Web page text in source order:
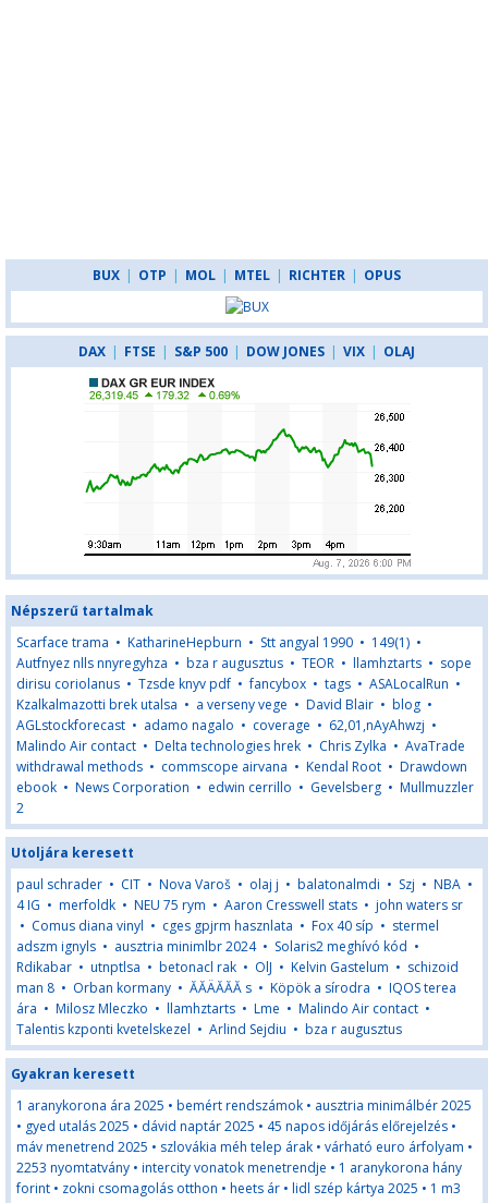
BUX | OTP | MOL | MTEL | RICHTER | OPUS
DAX | FTSE | S&P 500 | DOW JONES | VIX | OLAJ
Népszerű tartalmak
Scarface trama • KatharineHepburn • Stt angyal 1990 • 149(1) •
Autfnyez nlls nnyregyhza • bza r augusztus • TEOR • llamhztarts • sope
dirisu coriolanus • Tzsde knyv pdf •fancybox • tags • ASALocalRun •
Kzalkalmazotti brek utalsa • a verseny vege • David Blair • blog •
AGLstockforecast • adamo nagalo • coverage • 62,01,nAyAhwzj •
Malindo Air contact • Delta technologies hrek • Chris Zylka • AvaTrade
withdrawal methods • commscope airvana • Kendal Root • Drawdown
ebook • News Corporation • edwin cerrillo • Gevelsberg • Mullmuzzler
2
Utoljára keresett
paul schrader • CIT • Nova Varoš • olaj j • balatonalmdi • Szj • NBA •
4 IG • merfoldk • NEU 75 rym • Aaron Cresswell stats • john waters sr
• Comus diana vinyl • cges gpjrm hasznlata • Fox 40 síp • stermel
adszm ignyls • ausztria minimlbr 2024• Solaris2 meghívó kód •
Rdikabar • utnptlsa • betonacl rak • OlJ • Kelvin Gastelum • schizoid
man 8 • Orban kormany • ĂĂÄĂĂĂ s • Köpök a sírodra • IQOS terea
ára • Milosz Mleczko • llamhztarts • Lme • Malindo Air contact •
Talentis kzponti kvetelskezel • Arlind Sejdiu • bza r augusztus
Gyakran keresett
1 aranykorona ára 2025 • bemért rendszámok • ausztria minimálbér 2025
• gyed utalás 2025 • dávid naptár 2025 • 45 napos időjárás előrejelzés •
máv menetrend 2025 • szlovákia méh telep árak • várható euro árfolyam •
2253 nyomtatvány • intercity vonatok menetrendje • 1 aranykorona hány
forint • zokni csomagolás otthon • heets ár • lidl szép kártya 2025 • 1 m3